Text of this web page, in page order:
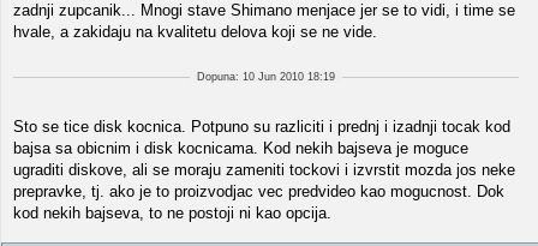
zadnji zupcanik... Mnogi stave Shimano menjace jer se to vidi, i time se
hvale, a zakidaju na kvalitetu delova koji se ne vide.
Dopuna: 10 Jun 2010 18:19
Sto se tice disk kocnica. Potpuno su razliciti i prednj i izadnji tocak kod
bajsa sa obicnim i disk kocnicama. Kod nekih bajseva je moguce
ugraditi diskove, ali se moraju zameniti tockovi i izvrstit mozda jos neke
prepravke, tj. ako je to proizvodjac vec predvideo kao mogucnost. Dok
kod nekih bajseva, to ne postoji ni kao opcija.